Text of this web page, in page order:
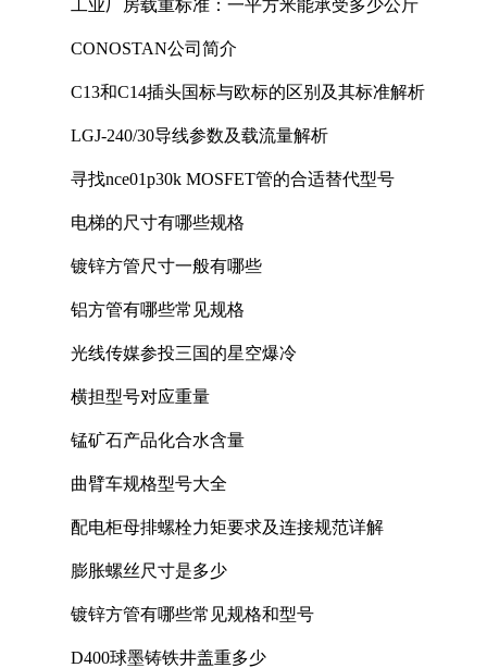
工业厂房载重标准：一平方米能承受多少公斤
CONOSTAN公司简介
C13和C14插头国标与欧标的区别及其标准解析
LGJ-240/30导线参数及载流量解析
寻找nce01p30k MOSFET管的合适替代型号
电梯的尺寸有哪些规格
镀锌方管尺寸一般有哪些
铝方管有哪些常见规格
光线传媒参投三国的星空爆冷
横担型号对应重量
锰矿石产品化合水含量
曲臂车规格型号大全
配电柜母排螺栓力矩要求及连接规范详解
膨胀螺丝尺寸是多少
镀锌方管有哪些常见规格和型号
D400球墨铸铁井盖重多少